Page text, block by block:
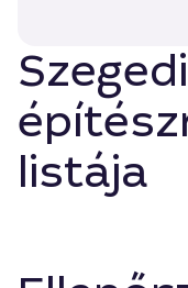
Szegedi
listája